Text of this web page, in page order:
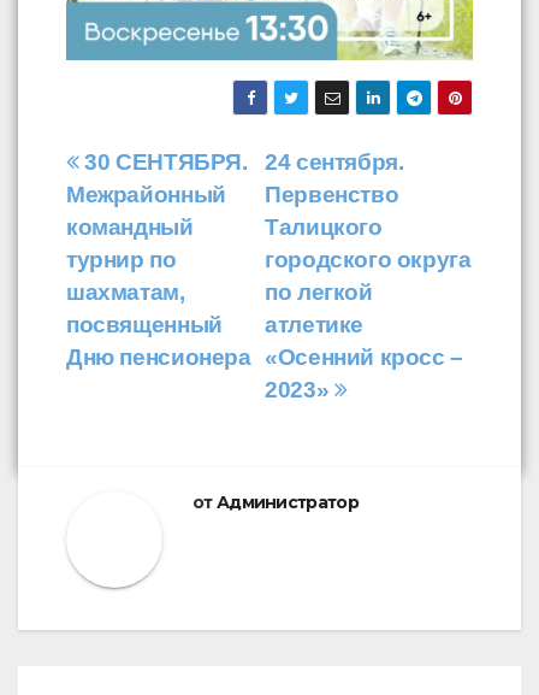
Навигация
по
записям
24 сентября.
Первенство
Талицкого
городского округа
по легкой
атлетике
«Осенний кросс –
2023»
30 СЕНТЯБРЯ.
Межрайонный
командный
турнир по
шахматам,
посвященный
Дню пенсионера
отАдминистратор